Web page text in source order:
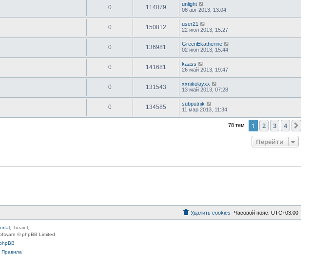
0 114079
unlight
08 авг 2013, 13:04
0 150812
user21
22 июл 2013, 15:27
0 136981
GreenEkatherine
02 июн 2013, 15:44
0 141681
kaass
26 май 2013, 19:47
0 131543
xxnikolayxx
13 май 2013, 07:28
0 134585
subputnik
11 мар 2013, 11:34
78 тем 1 2 3 4
Перейти
Часовой пояс: UTC+03:00
Удалить cookies
, Turaiel,
© phpBB Limited
Правила